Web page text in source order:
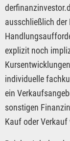
ausschließlich
explizit noch
individuelle
ein
sonstigen
Kauf oder